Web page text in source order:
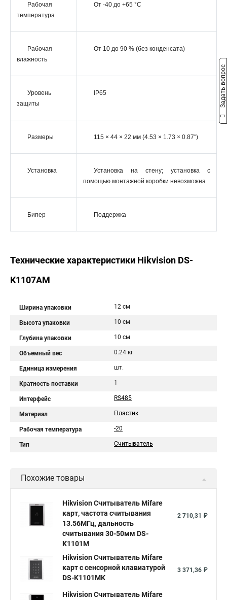
Рабочая
температура
От -40 до +65 °C
Рабочая
влажность
От 10 до 90 % (без конденсата)
Уровень
защиты
IP65
Размеры 115 × 44 × 22 мм (4.53 × 1.73 × 0.87″)
Установка
Установка на стену; установка с
помощью монтажной коробки невозможна
Бипер Поддержка
Технические характеристики Hikvision DS-
K1107AM
Ширина упаковки 12 см
Высота упаковки 10 см
Глубина упаковки 10 см
Объемный вес 0.24 кг
Единица измерения шт.
Кратность поставки 1
Интерфейс RS485
Материал Пластик
Рабочая температура -20
Тип Считыватель
Похожие товары
Hikvision Считыватель Mifare
карт, частота считывания
13.56МГц, дальность
считывания 30-50мм DS-
K1101M
2 710,31 ₽
Hikvision Считыватель Mifare
карт с сенсорной клавиатурой
DS-K1101MK
3 371,36 ₽
Hikvision Считыватель Mifare
Задать вопрос